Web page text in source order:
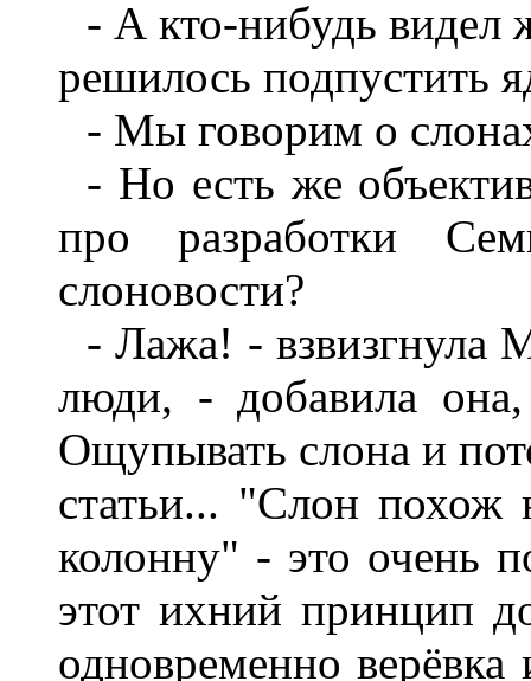
- А кто-нибудь видел
решилось подпустить
- Мы говорим о
- Но есть же
про разработки
слоновости?
- Лажа! - взвизгнула
люди, - добавила
Ощупывать слона и
статьи... "Слон похож
колонну" - это очень
этот ихний принцип
одновременно